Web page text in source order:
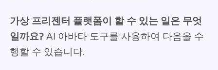
가상 프리젠터 플랫폼이 할 수 있는 일은 무엇
일까요? AI 아바타 도구를 사용하여 다음을 수
행할 수 있습니다.